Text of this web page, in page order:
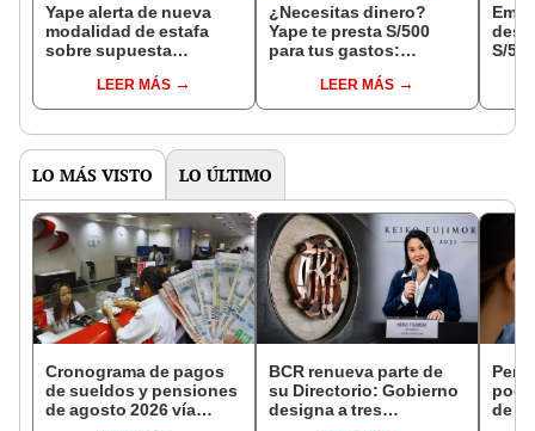
Yape alerta de nueva
modalidad de estafa
sobre supuesta
¿cómo identificarlo?
LEER MÁS
¿Necesitas dinero?
Yape te presta S/500
para tus gastos:
cuánto de interés
pagarías
LEER MÁS
S/
LO MÁS VISTO LO ÚLTIMO
Cronograma de pagos
de sueldos y pensiones
de agosto 2026 vía
BCR renueva parte de
su Directorio: Gobierno
designa a tres
de